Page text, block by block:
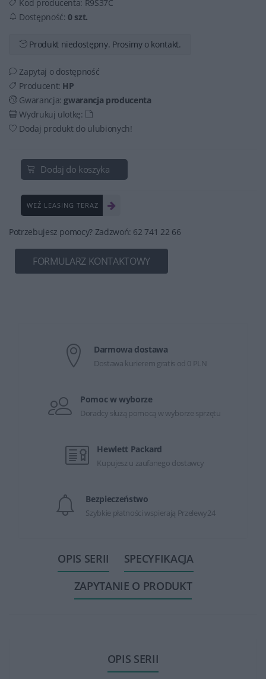
Kod producenta: R9S37C
Dostępność:0 szt.
Produkt niedostępny. Prosimy o kontakt.
Zapytaj o dostępność
Producent: HP
Gwarancja: gwarancja producenta
Wydrukuj ulotkę:
Dodaj produkt do ulubionych!
Dodaj do koszyka
WEŹ LEASING TERAZ
Potrzebujesz pomocy? Zadzwoń: 62 741 22 66
FORMULARZ KONTAKTOWY
Darmowa dostawa
Dostawa kurierem gratis od 0 PLN
Pomoc w wyborze
Doradcy służą pomocą w wyborze sprzętu
Hewlett Packard
Kupujesz u zaufanego dostawcy
Bezpieczeństwo
Szybkie płatności wspierają Przelewy24
OPIS SERII
SPECYFIKACJA
ZAPYTANIE O PRODUKT
OPIS SERII